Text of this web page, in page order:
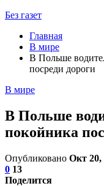
Без газет
Главная
В мире
В Польше
посреди дороги
В мире
В Польше
покойника
Опубликовано Окт 20,
0 13
Поделится